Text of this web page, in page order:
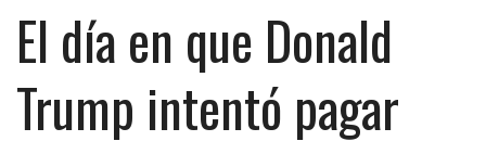
El día en que Donald
Trump intentó pagar